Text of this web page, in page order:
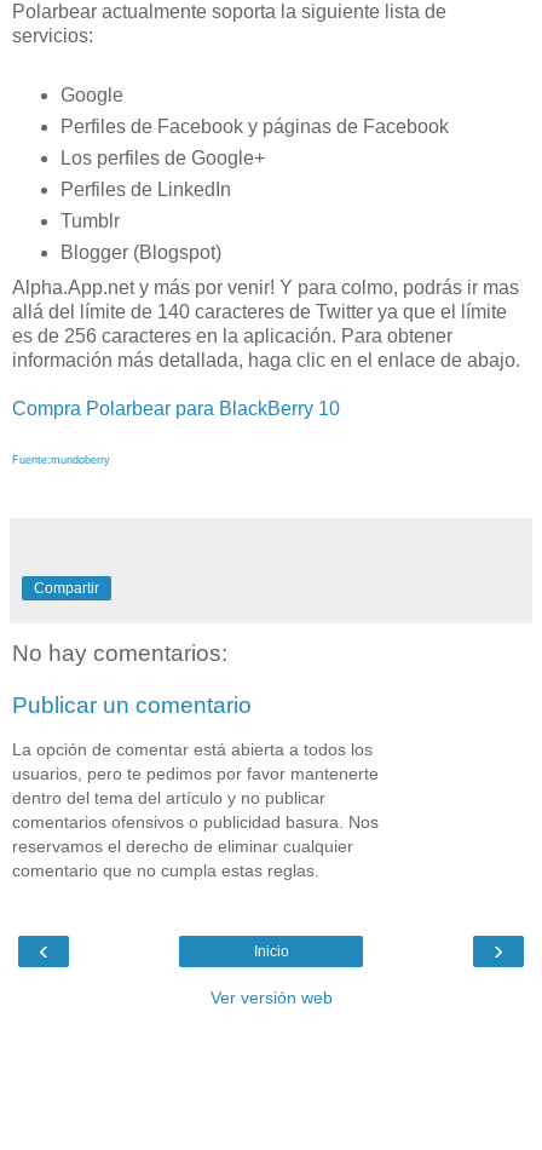
Polarbear actualmente soporta la siguiente lista de
servicios:
Google
Perfiles de Facebook y páginas de Facebook
Los perfiles de Google+
Perfiles de LinkedIn
Tumblr
Blogger (Blogspot)
Alpha.App.net y más por venir! Y para colmo, podrás ir mas
allá del límite de 140 caracteres de Twitter ya que el límite
es de 256 caracteres en la aplicación. Para obtener
información más detallada, haga clic en el enlace de abajo.
Compra Polarbear para BlackBerry 10
Fuente:mundoberry
Compartir
No hay comentarios:
Publicar un comentario
La opción de comentar está abierta a todos los
usuarios, pero te pedimos por favor mantenerte
dentro del tema del artículo y no publicar
comentarios ofensivos o publicidad basura. Nos
reservamos el derecho de eliminar cualquier
comentario que no cumpla estas reglas.
‹ ›
Inicio
Ver versión web